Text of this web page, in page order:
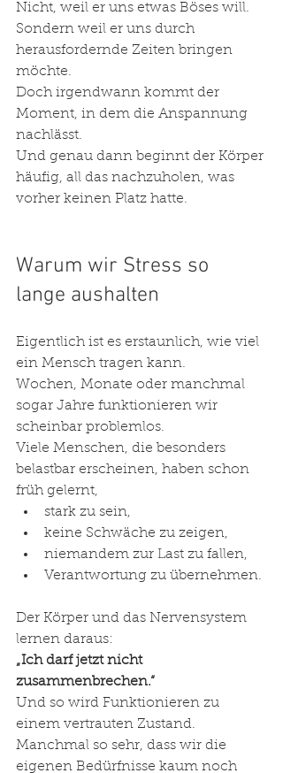
Nicht, weil er uns etwas Böses will.
Sondern weil er uns durch
herausfordernde Zeiten bringen
möchte.
Doch irgendwann kommt der
Moment, in dem die Anspannung
nachlässt.
Und genau dann beginnt der Körper
häufig, all das nachzuholen, was
vorher keinen Platz hatte.
Warum wir Stress so
lange aushalten
Eigentlich ist es erstaunlich, wie viel
ein Mensch tragen kann.
Wochen, Monate oder manchmal
sogar Jahre funktionieren wir
scheinbar problemlos.
Viele Menschen, die besonders
belastbar erscheinen, haben schon
früh gelernt,
stark zu sein,
keine Schwäche zu zeigen,
niemandem zur Last zu fallen,
Verantwortung zu übernehmen.
Der Körper und das Nervensystem
lernen daraus:
„Ich darf jetzt nicht
zusammenbrechen.“
Und so wird Funktionieren zu
einem vertrauten Zustand.
Manchmal so sehr, dass wir die
eigenen Bedürfnisse kaum noch